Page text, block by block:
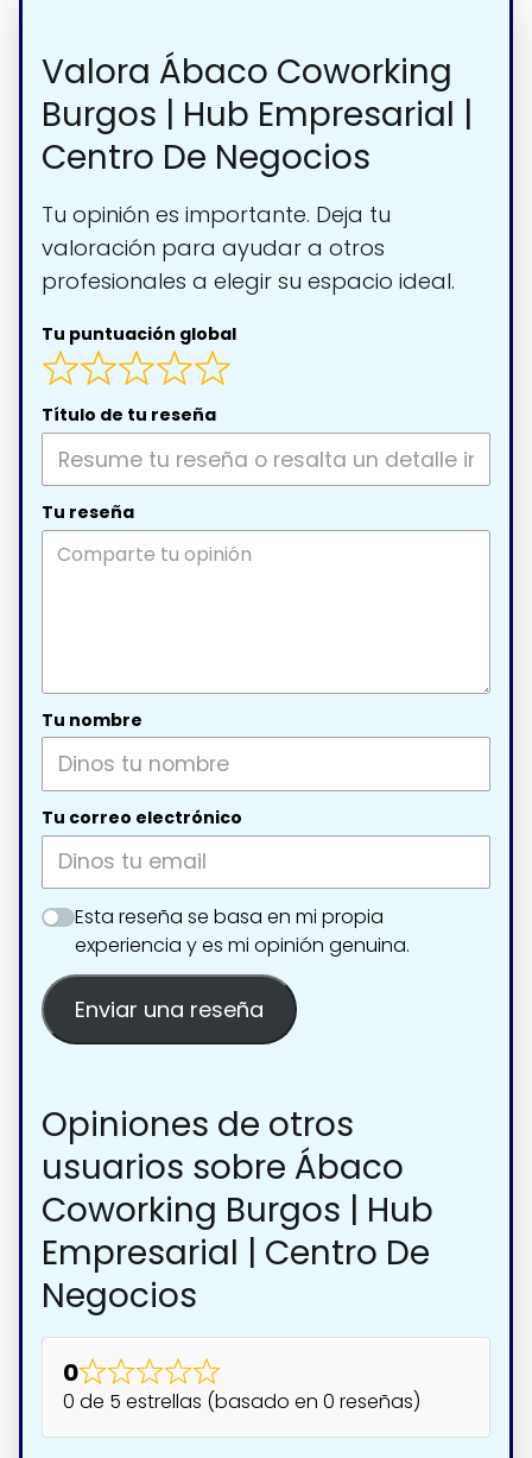
Valora Ábaco Coworking
Burgos | Hub Empresarial |
Centro De Negocios
Tu opinión es importante. Deja tu
valoración para ayudar a otros
profesionales a elegir su espacio ideal.
Tu puntuación global
Título de tu reseña
Tu reseña
Tu nombre
Tu correo electrónico
Esta reseña se basa en mi propia
experiencia y es mi opinión genuina.
Enviar una reseña
Opiniones de otros
usuarios sobre Ábaco
Coworking Burgos | Hub
Empresarial | Centro De
Negocios
0
0 de 5 estrellas (basado en 0 reseñas)